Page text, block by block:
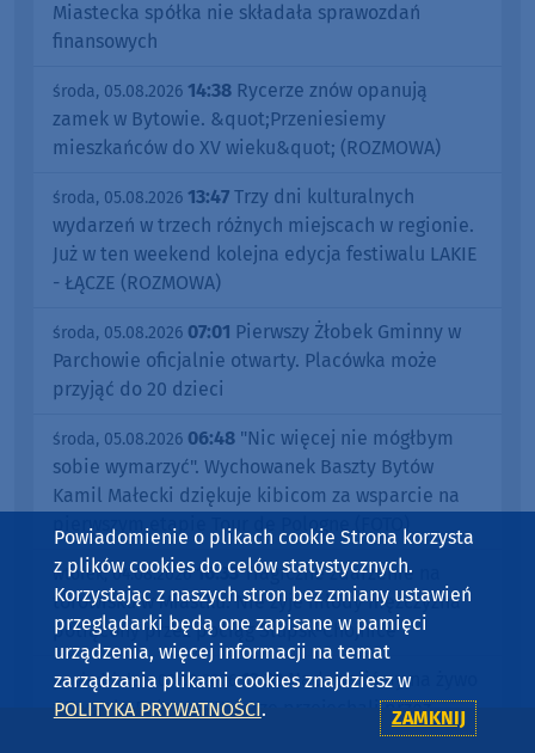
Miastecka spółka nie składała sprawozdań
finansowych
środa, 05.08.2026 14:38 Rycerze znów opanują
zamek w Bytowie. &quot;Przeniesiemy
mieszkańców do XV wieku&quot; (ROZMOWA)
środa, 05.08.2026 13:47 Trzy dni kulturalnych
wydarzeń w trzech różnych miejscach w regionie.
Już w ten weekend kolejna edycja festiwalu LAKIE
- ŁĄCZE (ROZMOWA)
środa, 05.08.2026 07:01 Pierwszy Żłobek Gminny w
Parchowie oficjalnie otwarty. Placówka może
przyjąć do 20 dzieci
środa, 05.08.2026 06:48 "Nic więcej nie mógłbym
sobie wymarzyć". Wychowanek Baszty Bytów
Kamil Małecki dziękuje kibicom za wsparcie na
pierwszym etapie Tour de Pologne (FOTO)
wtorek, 04.08.2026 16:33Tragiczne zdarzenie na
torowisku w Miastku. Nie żyje młody mężczyzna
potrącony przez pociąg Słupsk-Chojnice
poniedziałek, 03.08.2026 13:32Nadawaliśmy na żywo
z Tour de Pologne. Kolarze przejechali przez
powiat bytowski. Sprawdzaliśmy jak na wyścig
Powiadomienie o plikach cookie Strona korzysta
z plików cookies do celów statystycznych.
Korzystając z naszych stron bez zmiany ustawień
przeglądarki będą one zapisane w pamięci
urządzenia, więcej informacji na temat
zarządzania plikami cookies znajdziesz w
POLITYKA PRYWATNOŚCI. ZAMKNIJ